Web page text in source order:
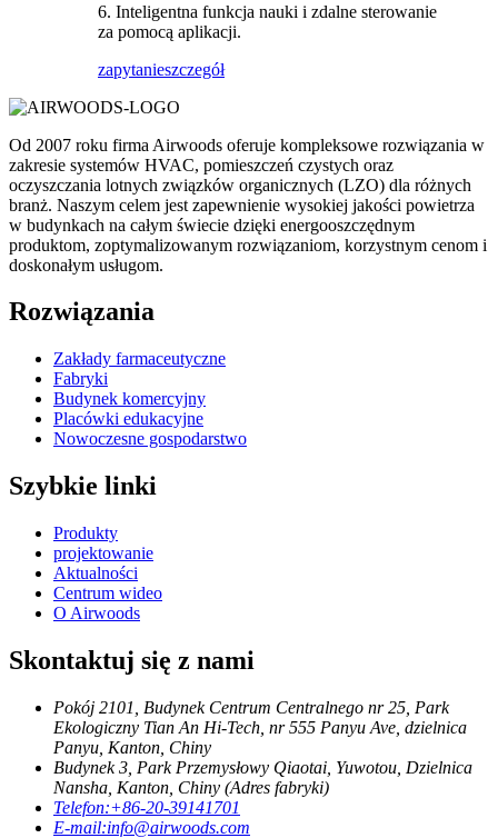
6. Inteligentna funkcja nauki i zdalne sterowanie
za pomocą aplikacji.
zapytanieszczegół
Od 2007 roku firma Airwoods oferuje kompleksowe rozwiązania w
zakresie systemów HVAC, pomieszczeń czystych oraz
oczyszczania lotnych związków organicznych (LZO) dla różnych
branż. Naszym celem jest zapewnienie wysokiej jakości powietrza
w budynkach na całym świecie dzięki energooszczędnym
produktom, zoptymalizowanym rozwiązaniom, korzystnym cenom i
doskonałym usługom.
Rozwiązania
Zakłady farmaceutyczne
Fabryki
Budynek komercyjny
Placówki edukacyjne
Nowoczesne gospodarstwo
Szybkie linki
Produkty
projektowanie
Aktualności
Centrum wideo
O Airwoods
Skontaktuj się z nami
Pokój 2101, Budynek Centrum Centralnego nr 25, Park
Ekologiczny Tian An Hi-Tech, nr 555 Panyu Ave, dzielnica
Panyu, Kanton, Chiny
Budynek 3, Park Przemysłowy Qiaotai, Yuwotou, Dzielnica
Nansha, Kanton, Chiny (Adres fabryki)
Telefon:+86-20-39141701
E-mail:info@airwoods.com